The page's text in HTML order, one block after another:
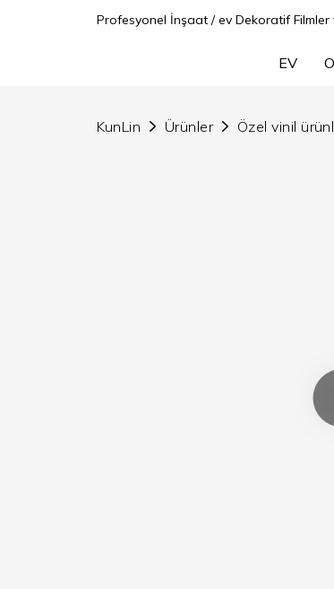
Profesyonel İnşaat / ev Dekoratif Filmler
EV
KunLin Ürünler Özel vinil